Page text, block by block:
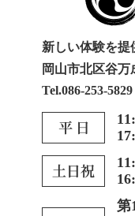
新しい体験を提
岡山市北区谷
Tel.086-253-5829
第